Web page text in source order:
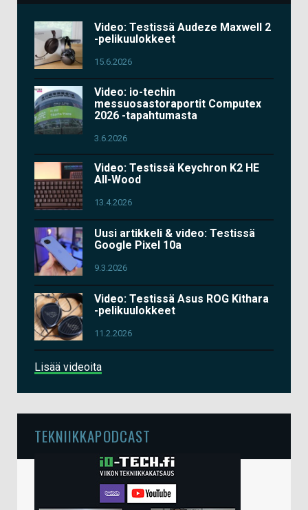
Video: Testissä Audeze Maxwell 2
-pelikuulokkeet
15.6.2026
Video: io-techin
messuosastoraportit Computex
2026 -tapahtumasta
3.6.2026
Video: Testissä Keychron K2 HE
All-Wood
13.4.2026
Uusi artikkeli & video: Testissä
Google Pixel 10a
9.3.2026
Video: Testissä Asus ROG Kithara
-pelikuulokkeet
11.2.2026
Lisää videoita
TEKNIIKKAPODCAST